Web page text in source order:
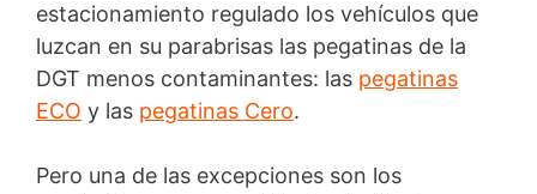
estacionamiento regulado los vehículos que
luzcan en su parabrisas las pegatinas de la
DGT menos contaminantes: las pegatinas
ECO y las pegatinas Cero.
Pero una de las excepciones son los